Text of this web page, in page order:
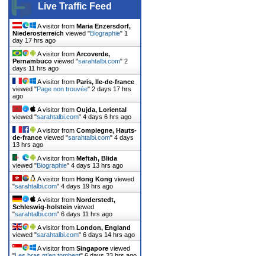
Live Traffic Feed
A visitor from Maria Enzersdorf,
Niederosterreich viewed "Biographie" 1
day 17 hrs ago
A visitor from Arcoverde,
Pernambuco viewed "sarahtalbi.com" 2
days 11 hrs ago
A visitor from Paris, Ile-de-france
viewed "Page non trouvée" 2 days 17 hrs
ago
A visitor from Oujda, Loriental
viewed "sarahtalbi.com" 4 days 6 hrs ago
A visitor from Compiegne, Hauts-
de-france viewed "sarahtalbi.com" 4 days
13 hrs ago
A visitor from Meftah, Blida
viewed "Biographie" 4 days 13 hrs ago
A visitor from Hong Kong viewed
"sarahtalbi.com" 4 days 19 hrs ago
A visitor from Norderstedt,
Schleswig-holstein viewed
"sarahtalbi.com" 6 days 11 hrs ago
A visitor from London, England
viewed "sarahtalbi.com" 6 days 14 hrs ago
A visitor from Singapore viewed